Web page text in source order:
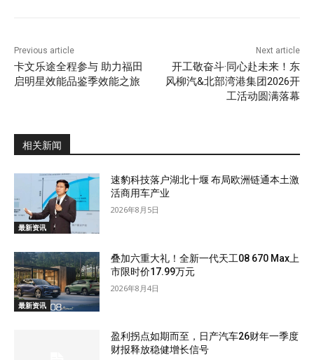
Previous article
卡文乐途全程参与 助力福田
启明星效能品鉴季效能之旅
Next article
开工敬奋斗·同心赴未来！东
风柳汽&北部湾港集团2026开
工活动圆满落幕
相关新闻
最新资讯
速豹科技落户湖北十堰 布局欧洲链通本土激
活商用车产业
2026年8月5日
最新资讯
叠加六重大礼！全新一代天工08 670 Max上
市限时价17.99万元
2026年8月4日
盈利拐点如期而至，日产汽车26财年一季度
财报释放稳健增长信号